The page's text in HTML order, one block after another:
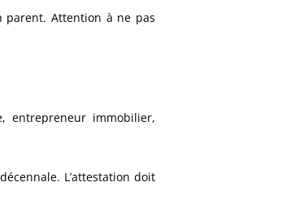
parent. Attention à ne pas
entrepreneur immobilier,
L’attestation doit